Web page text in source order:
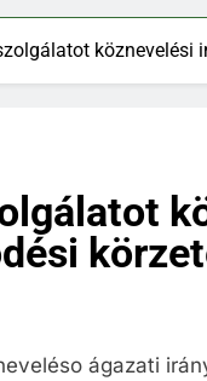
köznevelési
ágazati